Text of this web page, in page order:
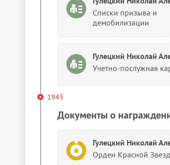
Списки призыва и
демобилизации
Гулецкий Николай
Учетно-послужная
1943
Документы о
Гулецкий Николай
Орден Красной